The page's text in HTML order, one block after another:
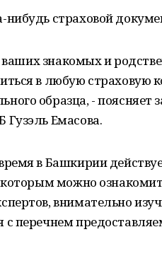
нибудь страховой
ваших знакомых и
в любую
образца, - поясняет
Емасова.
в Башкирии
которым можно
внимательно
с перечнем